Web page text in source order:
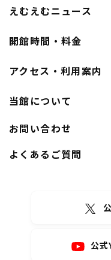
えむえむニュース
開館時間・料金
アクセス・利用案内
当館について
お問い合わせ
よくあるご質問
公